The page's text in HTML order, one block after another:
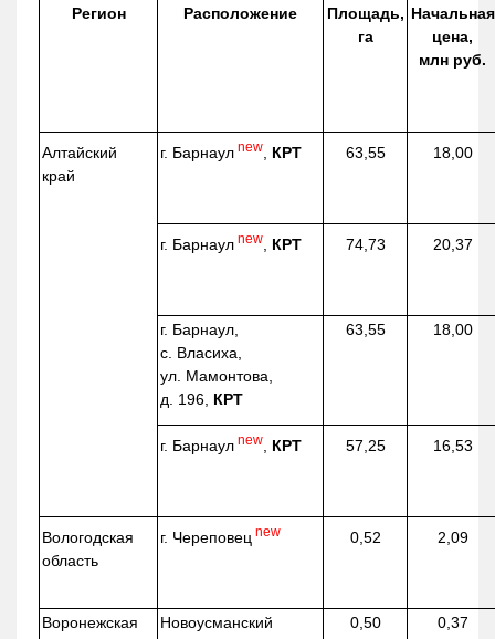
Регион Расположение
Площадь,
га
Начальная
цена,
млн руб.
Алтайский
край
г. Барнаул new КРТ 63,55 18,00
г. Барнаул new КРТ 74,73 20,37
г. Барнаул,
с. Власиха,
ул. Мамонтова,
д. 196, КРТ
63,55 18,00
г. Барнаул new КРТ 57,25 16,53
Вологодская
область
г. Череповец new 0,52 2,09
Воронежская
Новоусманский
0,50 0,37